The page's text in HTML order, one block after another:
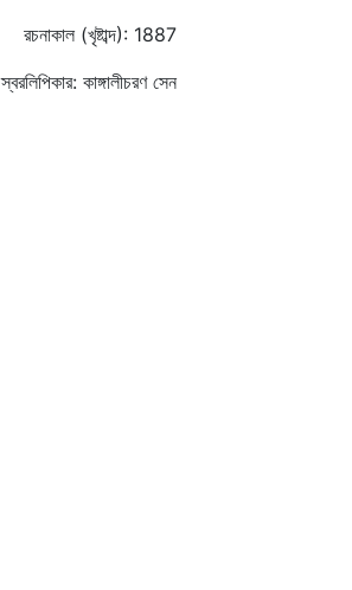
রচনাকাল (খৃষ্টাব্দ): 1887
স্বরলিপিকার: কাঙ্গালীচরণ সেন